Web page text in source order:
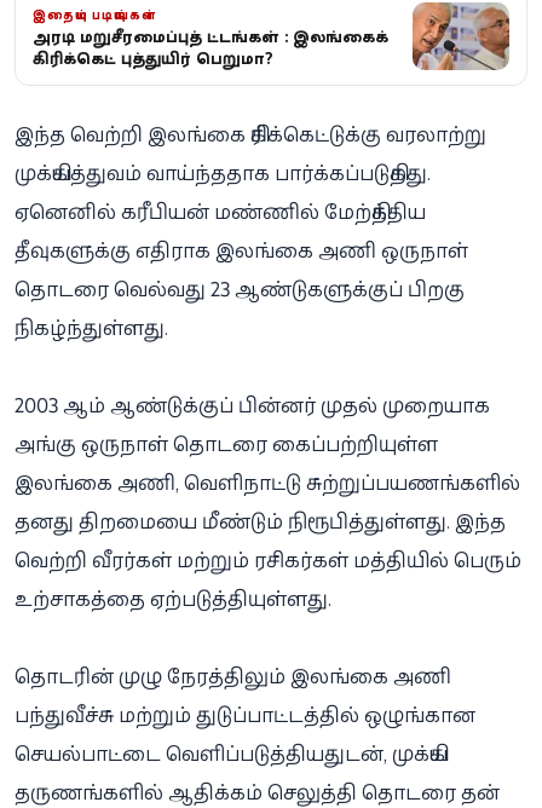
இதையும் படியுங்கள்
அதிரடி மறுசீரமைப்புத் திட்டங்கள் : இலங்கைக்
கிரிக்கெட் புத்துயிர் பெறுமா?
இந்த வெற்றி இலங்கை கிரிக்கெட்டுக்கு வரலாற்று
முக்கியத்துவம் வாய்ந்ததாக பார்க்கப்படுகிறது.
ஏனெனில் கரீபியன் மண்ணில் மேற்கிந்திய
தீவுகளுக்கு எதிராக இலங்கை அணி ஒருநாள்
தொடரை வெல்வது 23 ஆண்டுகளுக்குப் பிறகு
நிகழ்ந்துள்ளது.
2003 ஆம் ஆண்டுக்குப் பின்னர் முதல் முறையாக
அங்கு ஒருநாள் தொடரை கைப்பற்றியுள்ள
இலங்கை அணி, வெளிநாட்டு சுற்றுப்பயணங்களில்
தனது திறமையை மீண்டும் நிரூபித்துள்ளது. இந்த
வெற்றி வீரர்கள் மற்றும் ரசிகர்கள் மத்தியில் பெரும்
உற்சாகத்தை ஏற்படுத்தியுள்ளது.
தொடரின் முழு நேரத்திலும் இலங்கை அணி
பந்துவீச்சு மற்றும் துடுப்பாட்டத்தில் ஒழுங்கான
செயல்பாட்டை வெளிப்படுத்தியதுடன், முக்கிய
தருணங்களில் ஆதிக்கம் செலுத்தி தொடரை தன்